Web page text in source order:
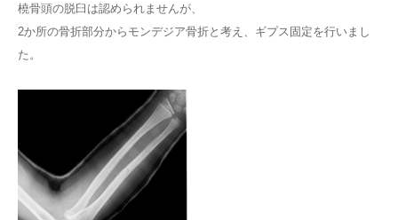
橈骨頭の脱臼は認められませんが、
2か所の骨折部分からモンデジア骨折と考え、ギプス固定を行いまし
た。